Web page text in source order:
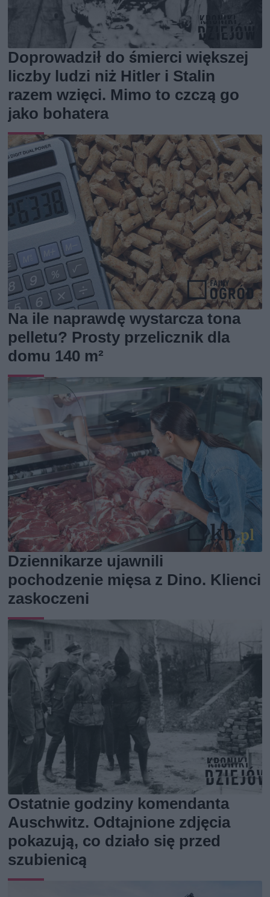
Doprowadził do śmierci większej
liczby ludzi niż Hitler i Stalin
razem wzięci. Mimo to czczą go
jako bohatera
Na ile naprawdę wystarcza tona
pelletu? Prosty przelicznik dla
domu 140 m²
Dziennikarze ujawnili
pochodzenie mięsa z Dino. Klienci
zaskoczeni
Ostatnie godziny komendanta
Auschwitz. Odtajnione zdjęcia
pokazują, co działo się przed
szubienicą